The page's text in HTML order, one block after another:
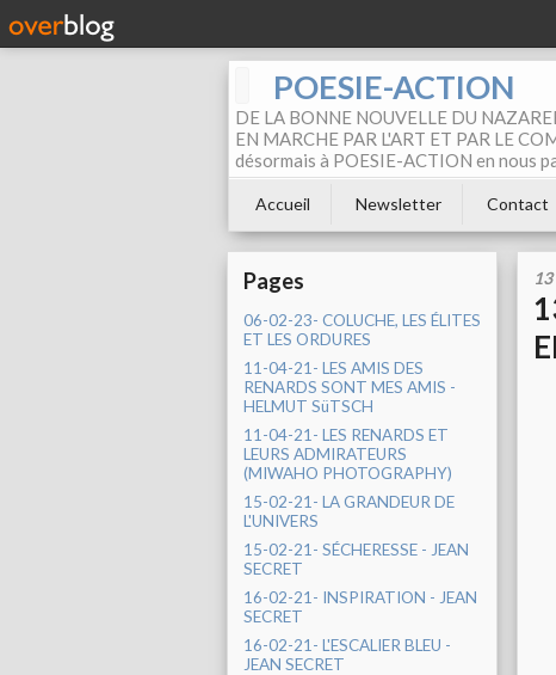
POESIE-ACTION
DE LA BONNE NOUVELLE DU
EN MARCHE PAR L'ART ET PAR LE
désormais à POESIE-ACTION en nous
Accueil Newsletter Contact
Pages
06-02-23- COLUCHE, LES ÉLITES
ET LES ORDURES
11-04-21- LES AMIS DES
RENARDS SONT MES AMIS -
HELMUT SüTSCH
11-04-21- LES RENARDS ET
LEURS ADMIRATEURS
(MIWAHO PHOTOGRAPHY)
15-02-21- LA GRANDEUR DE
L'UNIVERS
15-02-21- SÉCHERESSE - JEAN
SECRET
16-02-21- INSPIRATION - JEAN
SECRET
16-02-21- L'ESCALIER BLEU -
JEAN SECRET